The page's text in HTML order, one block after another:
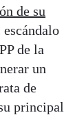
de su
de la
un
de
principal